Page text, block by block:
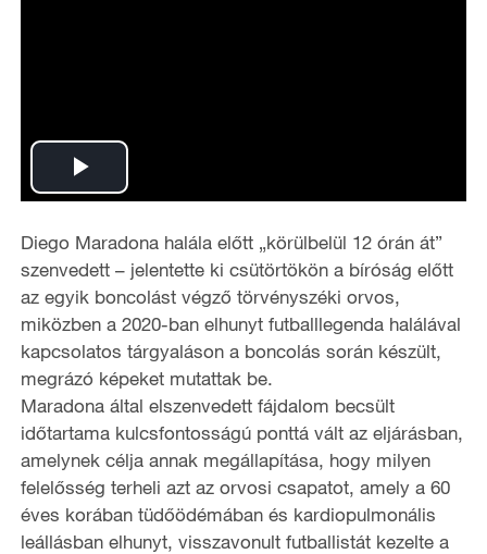
P
l
a
y
V
i
d
e
Diego Maradona halála előtt „körülbelül 12 órán át”
szenvedett – jelentette ki csütörtökön a bíróság előtt
az egyik boncolást végző törvényszéki orvos,
miközben a 2020-ban elhunyt futballlegenda halálával
kapcsolatos tárgyaláson a boncolás során készült,
megrázó képeket mutattak be.
Maradona által elszenvedett fájdalom becsült
időtartama kulcsfontosságú ponttá vált az eljárásban,
amelynek célja annak megállapítása, hogy milyen
felelősség terheli azt az orvosi csapatot, amely a 60
éves korában tüdőödémában és kardiopulmonális
leállásban elhunyt, visszavonult futballistát kezelte a